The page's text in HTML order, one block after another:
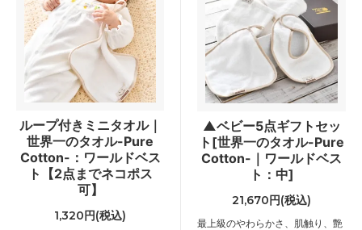
ループ付きミニタオル｜
世界一のタオル-Pure
Cotton-：ワールドベス
ト【2点までネコポス
可】
1,320円(税込)
▲ベビー5点ギフトセッ
ト[世界一のタオル-Pure
Cotton-｜ワールドベス
ト：中]
21,670円(税込)
最上級のやわらかさ、肌触り、艶